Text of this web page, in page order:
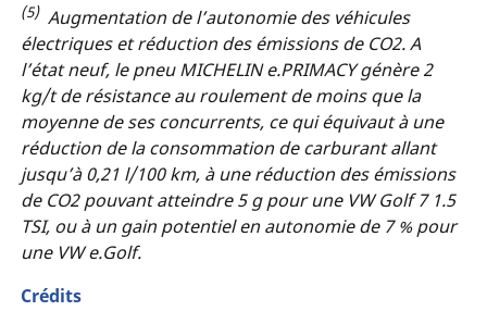
(5)Augmentation de l’autonomie des véhicules
électriques et réduction des émissions de CO2. A
l’état neuf, le pneu MICHELIN e.PRIMACY génère 2
kg/t de résistance au roulement de moins que la
moyenne de ses concurrents, ce qui équivaut à une
réduction de la consommation de carburant allant
jusqu’à 0,21 l/100 km, à une réduction des émissions
de CO2 pouvant atteindre 5 g pour une VW Golf 7 1.5
TSI, ou à un gain potentiel en autonomie de 7 % pour
une VW e.Golf.
Crédits